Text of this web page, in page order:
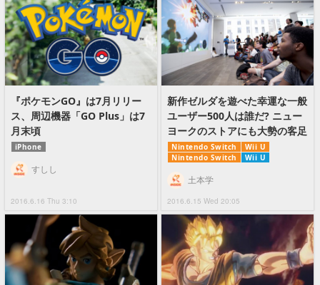
『ポケモンGO』は7月リリー
ス、周辺機器「GO Plus」は7
月末頃
iPhone
2016.6.16 Thu 3:10
すしし
新作ゼルダを遊べた幸運な一般
ユーザー500人は誰だ? ニュー
ヨークのストアにも大勢の客足
Nintendo Switch
Wii U
Nintendo Switch
Wii U
2016.6.15 Wed 20:05
土本学